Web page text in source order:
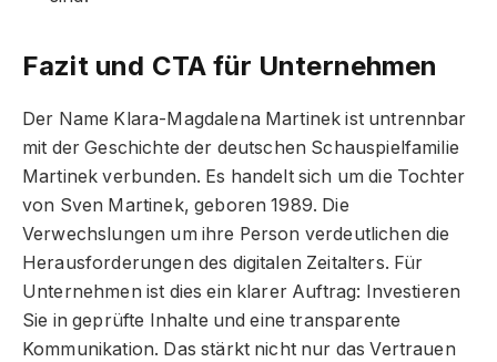
Fazit und CTA für Unternehmen
Der Name Klara-Magdalena Martinek ist untrennbar
mit der Geschichte der deutschen Schauspielfamilie
Martinek verbunden. Es handelt sich um die Tochter
von Sven Martinek, geboren 1989. Die
Verwechslungen um ihre Person verdeutlichen die
Herausforderungen des digitalen Zeitalters. Für
Unternehmen ist dies ein klarer Auftrag: Investieren
Sie in geprüfte Inhalte und eine transparente
Kommunikation. Das stärkt nicht nur das Vertrauen